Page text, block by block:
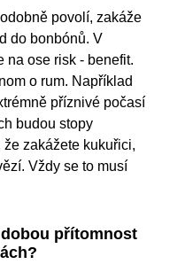
povolí, zakáže
do bonbónů. V
na ose risk - benefit.
o rum. Například
příznivé počasí
budou stopy
zakážete kukuřici,
Vždy se to musí
přítomnost